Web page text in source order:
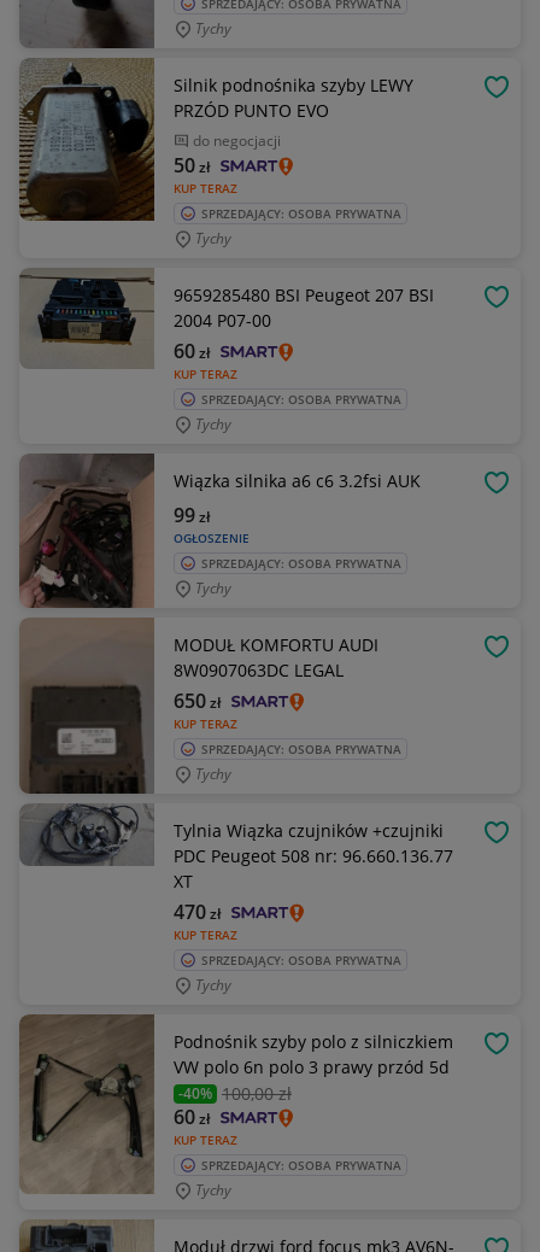
SPRZEDAJĄCY: OSOBA PRYWATNA
Tychy
Silnik podnośnika szyby LEWY
PRZÓD PUNTO EVO
do negocjacji
KUP TERAZ
50zł
SPRZEDAJĄCY: OSOBA PRYWATNA
Tychy
9659285480 BSI Peugeot 207 BSI
2004 P07-00
KUP TERAZ
60zł
SPRZEDAJĄCY: OSOBA PRYWATNA
Tychy
Wiązka silnika a6 c6 3.2fsi AUK
OGŁOSZENIE
99zł
SPRZEDAJĄCY: OSOBA PRYWATNA
Tychy
MODUŁ KOMFORTU AUDI
8W0907063DC LEGAL
KUP TERAZ
650zł
SPRZEDAJĄCY: OSOBA PRYWATNA
Tychy
Tylnia Wiązka czujników +czujniki
PDC Peugeot 508 nr: 96.660.136.77
XT
KUP TERAZ
470zł
SPRZEDAJĄCY: OSOBA PRYWATNA
Tychy
Podnośnik szyby polo z silniczkiem
VW polo 6n polo 3 prawy przód 5d
-40% 100,00 zł
KUP TERAZ
60zł
SPRZEDAJĄCY: OSOBA PRYWATNA
Tychy
Moduł drzwi ford focus mk3 AV6N-